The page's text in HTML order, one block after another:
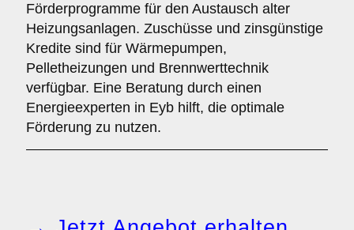
Förderprogramme für den Austausch alter
Heizungsanlagen. Zuschüsse und zinsgünstige
Kredite sind für Wärmepumpen,
Pelletheizungen und Brennwerttechnik
verfügbar. Eine Beratung durch einen
Energieexperten in Eyb hilft, die optimale
Förderung zu nutzen.